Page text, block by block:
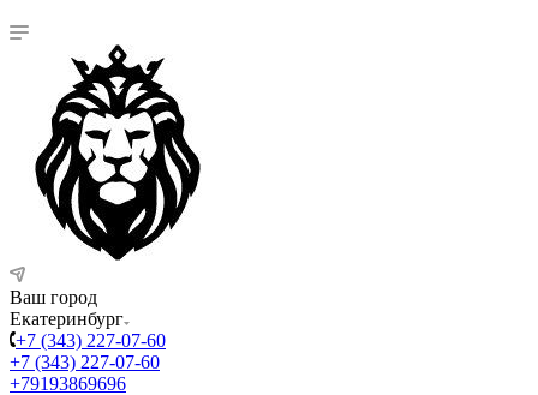
Ваш город
Екатеринбург
+7 (343) 227-07-60
+7 (343) 227-07-60
+79193869696